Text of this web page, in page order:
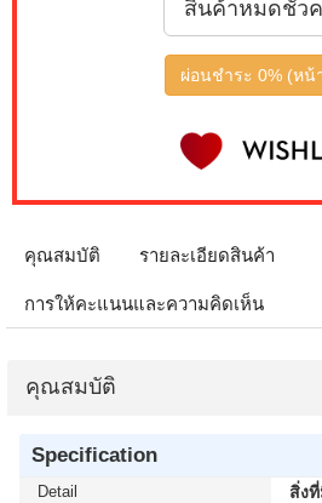
สินค้าหมดชั่ว
ผ่อนชำระ 0% (หน้
คุณสมบัติ รายละเอียดสินค้า
การให้คะแนนและความคิดเห็น
คุณสมบัติ
Specification
Detail
สิ่ง